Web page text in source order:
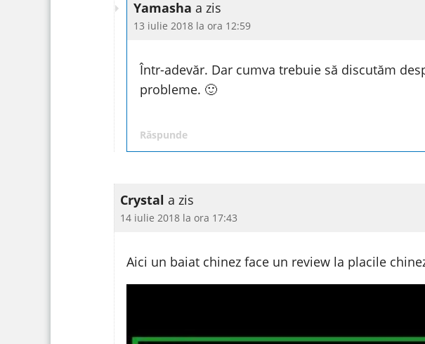
Yamasha a zis
13 iulie 2018 la ora 12:59
Într-adevăr. Dar cumva trebuie să discutăm
probleme. 🙂
Răspunde
Crystal a zis
14 iulie 2018 la ora 17:43
Aici un baiat chinez face un review la placile